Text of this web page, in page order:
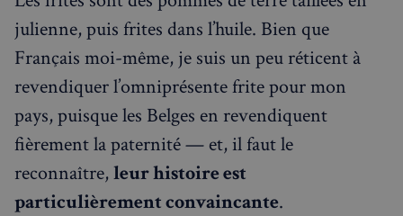
Recherche ✨Chatbot IA
Rechercher dans Français à Londres - Magazine
RECHERCHES POPULAIRES
Annuaire des professionnels
Visites guidées
Événements à venir
julienne, puis frites dans l’huile. Bien que
Français moi-même, je suis un peu réticent à
revendiquer l’omniprésente frite pour mon
pays, puisque les Belges en revendiquent
fièrement la paternité — et, il faut le
reconnaître,leur histoire est
particulièrement convaincante.